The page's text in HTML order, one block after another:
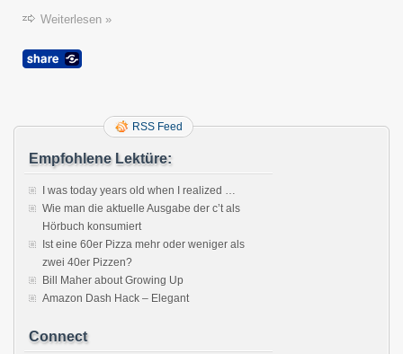
Weiterlesen »
RSS Feed
Empfohlene Lektüre:
I was today years old when I realized …
Wie man die aktuelle Ausgabe der c’t als
Hörbuch konsumiert
Ist eine 60er Pizza mehr oder weniger als
zwei 40er Pizzen?
Bill Maher about Growing Up
Amazon Dash Hack – Elegant
Connect